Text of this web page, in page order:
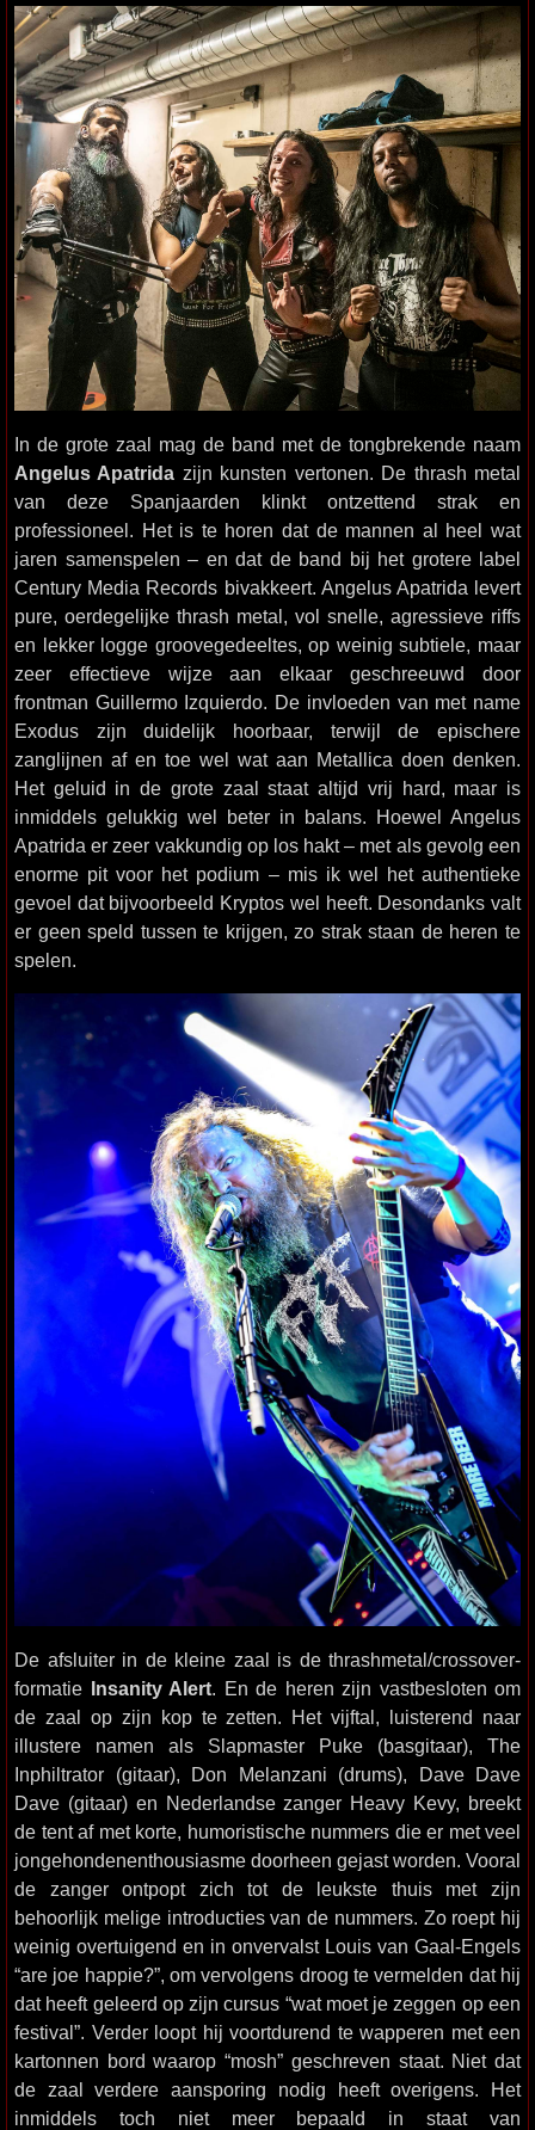
In de grote zaal mag de band met de tongbrekende naam
Angelus Apatrida zijn kunsten vertonen. De thrash metal
van deze Spanjaarden klinkt ontzettend strak en
professioneel. Het is te horen dat de mannen al heel wat
jaren samenspelen – en dat de band bij het grotere label
Century Media Records bivakkeert. Angelus Apatrida levert
pure, oerdegelijke thrash metal, vol snelle, agressieve riffs
en lekker logge groovegedeeltes, op weinig subtiele, maar
zeer effectieve wijze aan elkaar geschreeuwd door
frontman Guillermo Izquierdo. De invloeden van met name
Exodus zijn duidelijk hoorbaar, terwijl de epischere
zanglijnen af en toe wel wat aan Metallica doen denken.
Het geluid in de grote zaal staat altijd vrij hard, maar is
inmiddels gelukkig wel beter in balans. Hoewel Angelus
Apatrida er zeer vakkundig op los hakt – met als gevolg een
enorme pit voor het podium – mis ik wel het authentieke
gevoel dat bijvoorbeeld Kryptos wel heeft. Desondanks valt
er geen speld tussen te krijgen, zo strak staan de heren te
spelen.
De afsluiter in de kleine zaal is de thrashmetal/crossover-
formatie Insanity Alert. En de heren zijn vastbesloten om
de zaal op zijn kop te zetten. Het vijftal, luisterend naar
illustere namen als Slapmaster Puke (basgitaar), The
Inphiltrator (gitaar), Don Melanzani (drums), Dave Dave
Dave (gitaar) en Nederlandse zanger Heavy Kevy, breekt
de tent af met korte, humoristische nummers die er met veel
jongehondenenthousiasme doorheen gejast worden. Vooral
de zanger ontpopt zich tot de leukste thuis met zijn
behoorlijk melige introducties van de nummers. Zo roept hij
weinig overtuigend en in onvervalst Louis van Gaal-Engels
“are joe happie?”, om vervolgens droog te vermelden dat hij
dat heeft geleerd op zijn cursus “wat moet je zeggen op een
festival”. Verder loopt hij voortdurend te wapperen met een
kartonnen bord waarop “mosh” geschreven staat. Niet dat
de zaal verdere aansporing nodig heeft overigens. Het
inmiddels toch niet meer bepaald in staat van